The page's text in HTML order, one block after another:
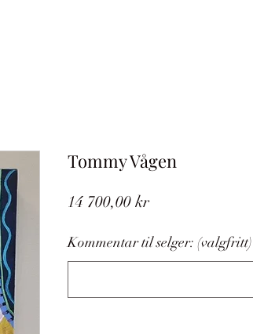
Tommy Vågen
14 700,00 krPris
Kommentar til selger: (valgfritt)